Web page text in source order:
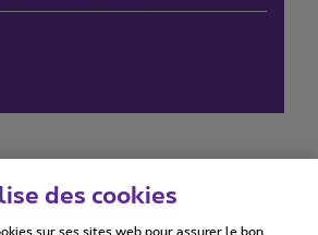
des cookies
sur ses sites web pour assurer le bon